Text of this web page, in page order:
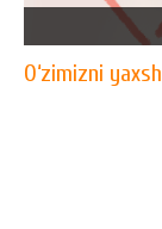
O‘zimizni